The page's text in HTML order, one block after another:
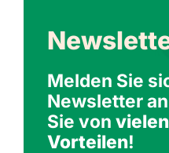
Melden Sie
Newsletter
Sie von
Vorteilen!